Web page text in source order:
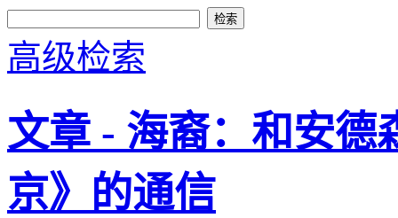
高级检索
文章 - 海裔：和安德
京》的通信